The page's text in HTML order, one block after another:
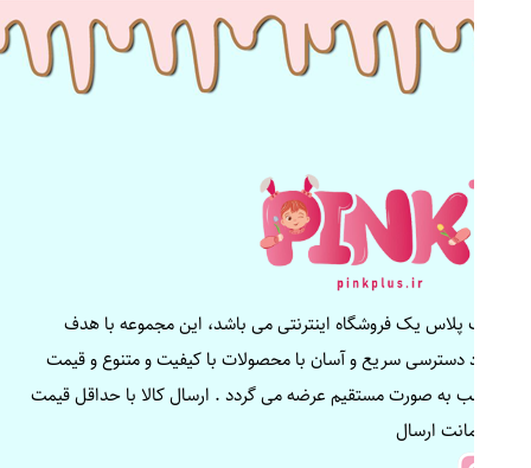
پینک پلاس یک فروشگاه اینترنتی می باشد، این مجموعه با هدف
ایجاد دسترسی سریع و آسان با محصولات با کیفیت و متنوع و قیمت
مناسب به صورت مستقیم عرضه می گردد . ارسال کالا با حداقل قیمت
و ضمانت ارسال